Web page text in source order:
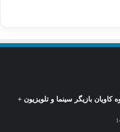
بازیگر سینما و تلویزیون +